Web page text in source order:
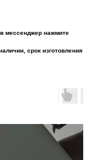
мессенджер нажмите
срок изготовления